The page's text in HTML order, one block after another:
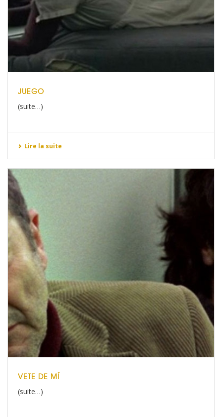
JUEGO
(suite…)
Lire la suite
VETE DE MÍ
(suite…)